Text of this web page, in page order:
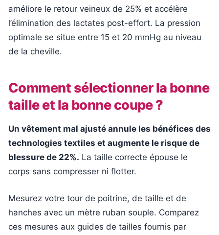
améliore le retour veineux de 25% et accélère
l’élimination des lactates post-effort. La pression
optimale se situe entre 15 et 20 mmHg au niveau
de la cheville.
Comment sélectionner la bonne
taille et la bonne coupe ?
Un vêtement mal ajusté annule les bénéfices des
technologies textiles et augmente le risque de
blessure de 22%. La taille correcte épouse le
corps sans compresser ni flotter.
Mesurez votre tour de poitrine, de taille et de
hanches avec un mètre ruban souple. Comparez
ces mesures aux guides de tailles fournis par